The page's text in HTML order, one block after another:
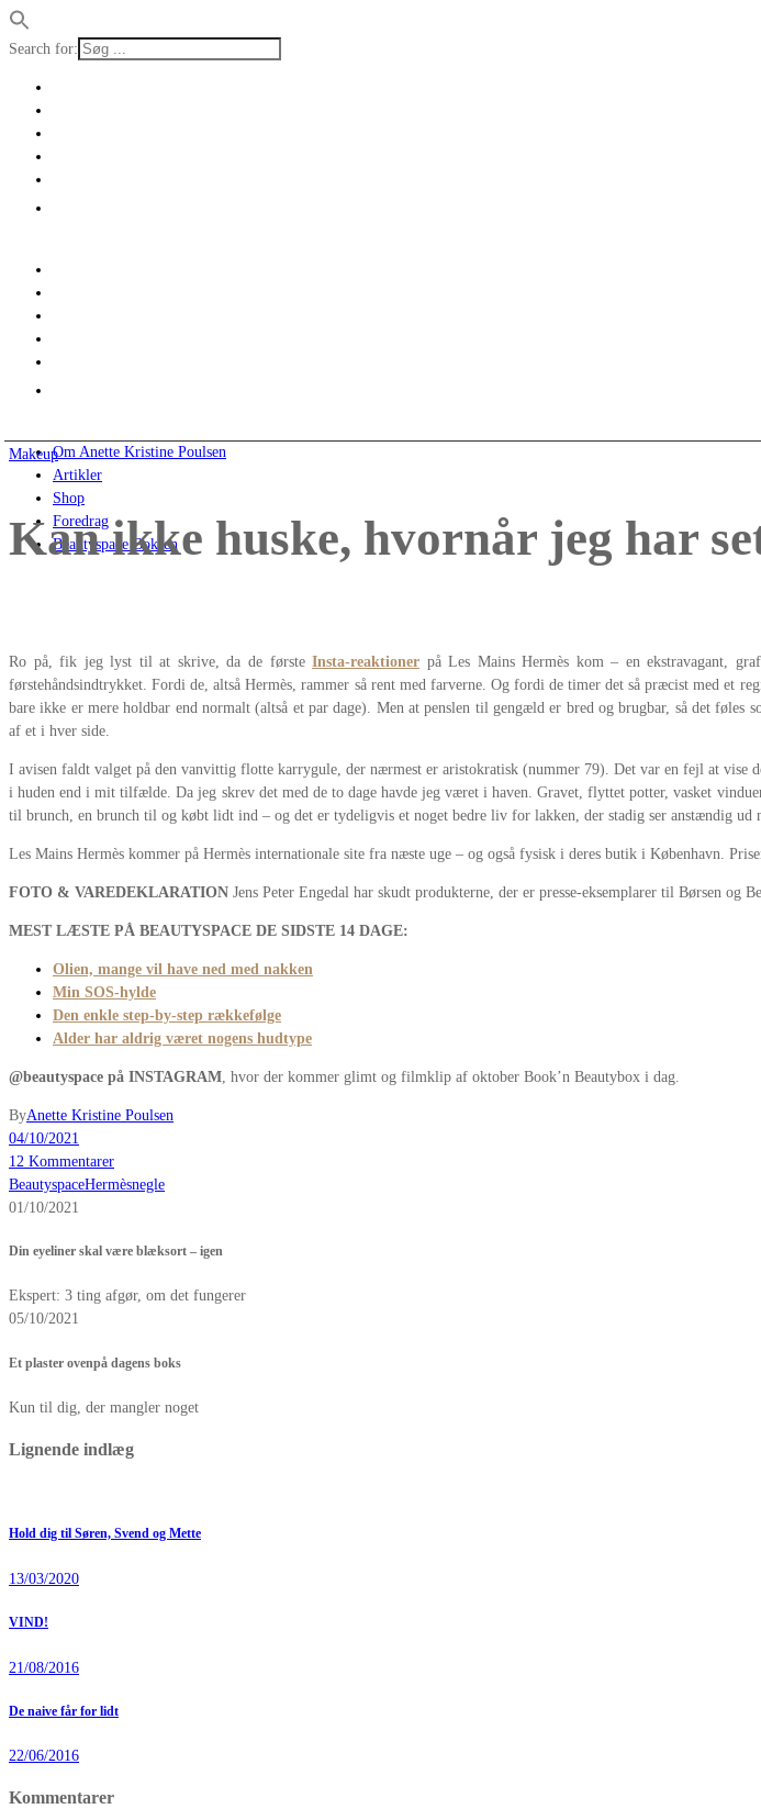
Search for:
Om Anette Kristine Poulsen
Artikler
Shop
Foredrag
Beautyspace Boksen
Makeup
Kan ikke huske, hvornår jeg har
Ro på, fik jeg lyst til at skrive, da de førsteInsta-reaktioner på Les Mains Hermès kom – en ekstravagant,
førstehåndsindtrykket. Fordi de, altså Hermès, rammer så rent med farverne. Og fordi de timer det så præcist med et
bare ikke er mere holdbar end normalt (altså et par dage). Men at penslen til gengæld er bred og brugbar, så det
af et i hver side.
I avisen faldt valget på den vanvittig flotte karrygule, der nærmest er aristokratisk (nummer 79). Det var en fejl at
i huden end i mit tilfælde. Da jeg skrev det med de to dage havde jeg været i haven. Gravet, flyttet potter, vasket
til brunch, en brunch til og købt lidt ind – og det er tydeligvis et noget bedre liv for lakken, der stadig ser anstændig ud
Les Mains Hermès kommer på Hermès internationale site fra næste uge – og også fysisk i deres butik i København.
FOTO & VAREDEKLARATION Jens Peter Engedal har skudt produkterne, der er presse-eksemplarer til Børsen og
MEST LÆSTE PÅ BEAUTYSPACE DE SIDSTE 14 DAGE:
Olien, mange vil have ned med nakken
Min SOS-hylde
Den enkle step-by-step rækkefølge
Alder har aldrig været nogens hudtype
@beautyspace på INSTAGRAM , hvor der kommer glimt og filmklip af oktober Book’n Beautybox i dag.
ByAnette Kristine Poulsen
04/10/2021
12 Kommentarer
BeautyspaceHermèsnegle
01/10/2021
Din eyeliner skal være blæksort – igen
Ekspert: 3 ting afgør, om det fungerer
05/10/2021
Et plaster ovenpå dagens boks
Kun til dig, der mangler noget
Lignende indlæg
Hold dig til Søren, Svend og Mette
13/03/2020
VIND!
21/08/2016
De naive får for lidt
22/06/2016
Kommentarer